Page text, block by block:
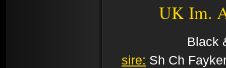
UK Im.
Black
sire: Sh Ch